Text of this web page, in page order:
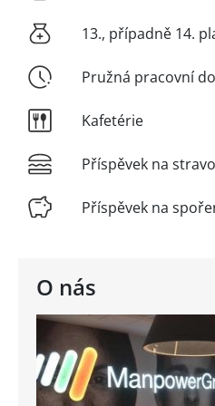
O nás
13., případně 14.
Pružná pracovní
Kafetérie
Příspěvek na
Příspěvek na